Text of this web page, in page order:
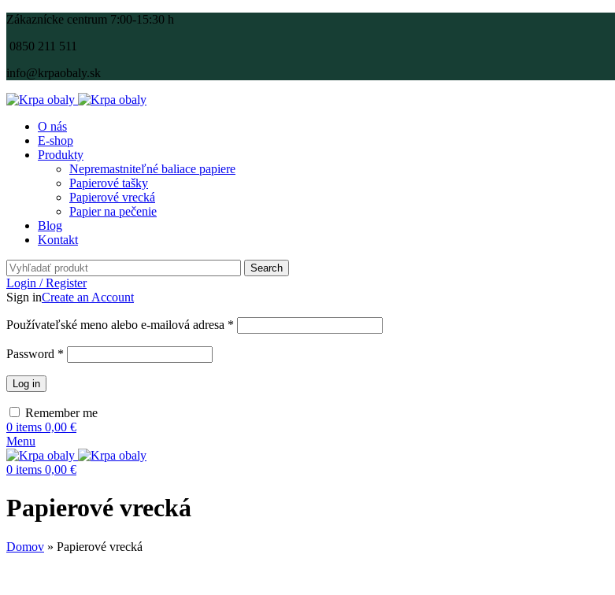
Zákaznícke centrum 7:00-15:30 h
0850 211 511
info@krpaobaly.sk
O nás
E-shop
Produkty
Nepremastniteľné baliace papiere
Papierové tašky
Papierové vrecká
Papier na pečenie
Blog
Kontakt
Search
Login / Register
Sign inCreate an Account
Používateľské meno alebo e-mailová adresa *
Password *
Log in
Remember me
0 items 0,00 €
Menu
0 items 0,00 €
Papierové vrecká
Domov » Papierové vrecká